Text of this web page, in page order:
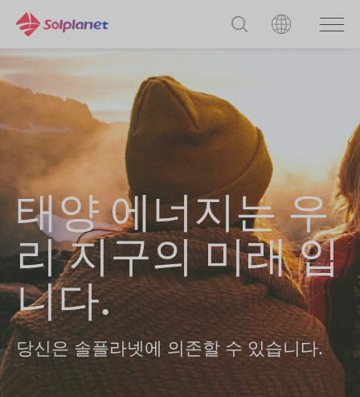
태양 에너지는 우
리 지구의 미래 입
니다.
당신은 솔플라넷에 의존할 수 있습니다.